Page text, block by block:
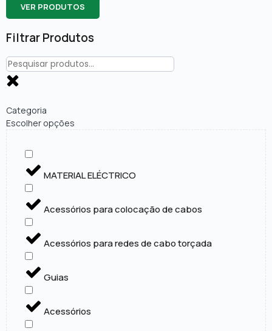
Filtrar Produtos
Categoria
Escolher opções
MATERIAL ELÉCTRICO
Acessórios para colocação de cabos
Acessórios para redes de cabo torçada
Guias
Acessórios
VER PRODUTOS